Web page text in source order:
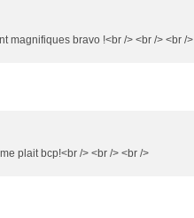
magnifiques bravo !<br /> <br /> <br />
plait bcp!<br /> <br /> <br />